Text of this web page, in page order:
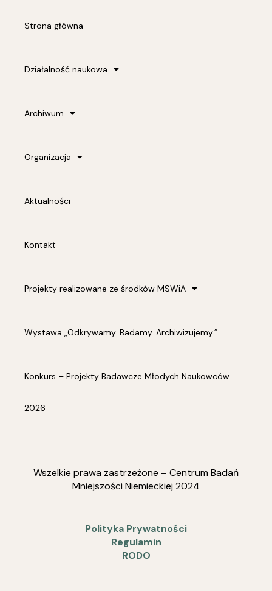
Strona główna
Działalność naukowa
Archiwum
Organizacja
Aktualności
Kontakt
Projekty realizowane ze środków MSWiA
Wystawa „Odkrywamy. Badamy. Archiwizujemy.”
Konkurs – Projekty Badawcze Młodych Naukowców
2026
Wszelkie prawa zastrzeżone – Centrum Badań
Mniejszości Niemieckiej 2024
Polityka Prywatności
Regulamin
RODO